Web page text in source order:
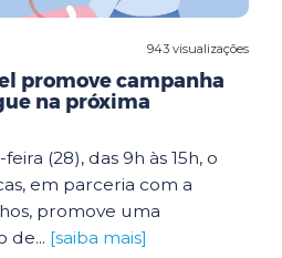
943 visualizações
promove campanha
na próxima
(28), das 9h às 15h, o
em parceria com a
promove uma
de... [saiba mais]